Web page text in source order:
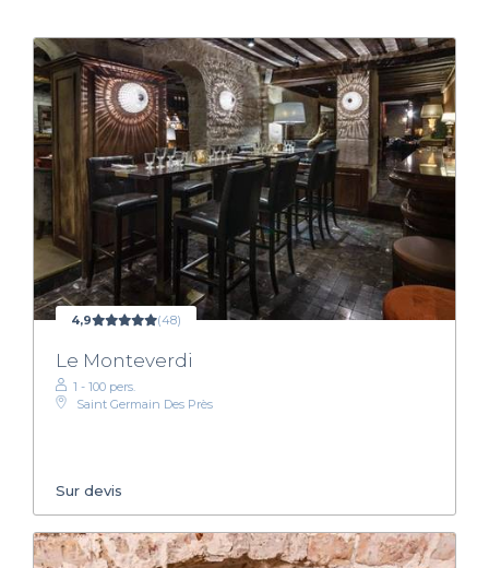
4,9 (48)
Le Monteverdi
1 - 100 pers.
Saint Germain Des Près
Sur devis